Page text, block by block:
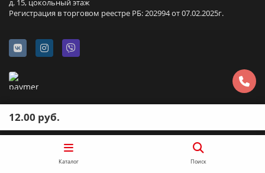
д. 15, цокольный этаж
Регистрация в торговом реестре РБ: 202994 от 07.02.2025г.
12.00 руб.
Каталог Поиск